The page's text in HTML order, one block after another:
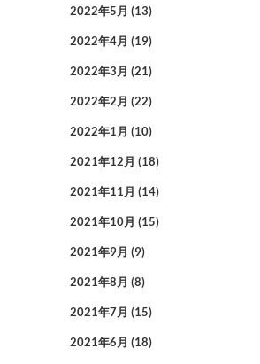
2022年5月 (13)
2022年4月 (19)
2022年3月 (21)
2022年2月 (22)
2022年1月 (10)
2021年12月 (18)
2021年11月 (14)
2021年10月 (15)
2021年9月 (9)
2021年8月 (8)
2021年7月 (15)
2021年6月 (18)